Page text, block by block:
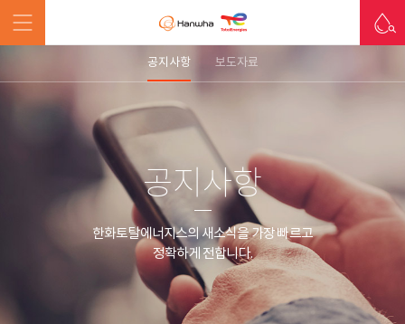
공지사항 보도자료
공지사항
한화토탈에너지스의 새소식을 가장 빠르고
정확하게 전합니다.